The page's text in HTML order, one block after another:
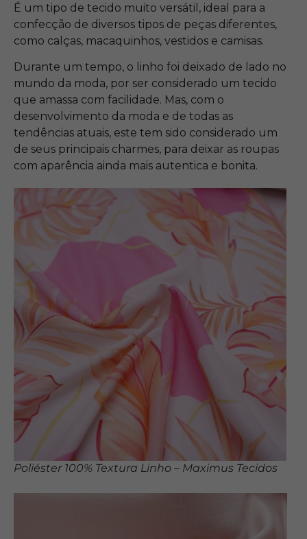
É um tipo de tecido muito versátil, ideal para a
confecção de diversos tipos de peças diferentes,
como calças, macaquinhos, vestidos e camisas.
Durante um tempo, o linho foi deixado de lado no
mundo da moda, por ser considerado um tecido
que amassa com facilidade. Mas, com o
desenvolvimento da moda e de todas as
tendências atuais, este tem sido considerado um
de seus principais charmes, para deixar as roupas
com aparência ainda mais autentica e bonita.
Poliéster 100% Textura Linho – Maximus Tecidos